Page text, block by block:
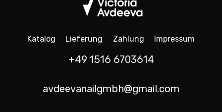
Katalog Lieferung Zahlung Impressum
+49 1516 6703614
avdeevanailgmbh@gmail.com